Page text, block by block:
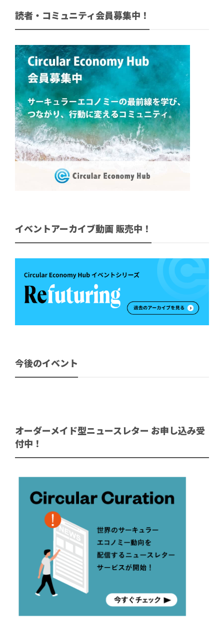
読者・コミュニティ会員募集中！
イベントアーカイブ動画 販売中！
今後のイベント
オーダーメイド型ニュースレター お申し込み受
付中！